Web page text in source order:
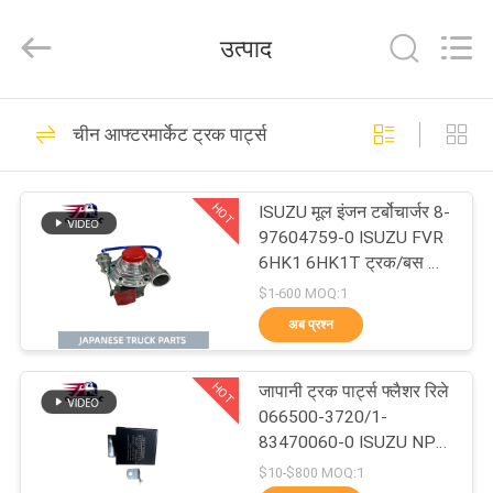
उत्पादों
कारखाना
Reserved.
जापानी ट्रक भागों
190
आफ्टरमार्केट ट्रक पार्ट्स
58
उत्पाद
चीन आफ्टरमार्केट ट्रक पार्ट्स
HOT
ISUZU मूल इंजन टर्बोचार्जर 8-
97604759-0 ISUZU FVR
6HK1 6HK1T ट्रक/बस के
लिए जापानी ट्रक पार्ट्स
$1-600 MOQ:1
अब प्रश्न
HOT
जापानी ट्रक पार्ट्स फ्लैशर रिले
066500-3720/1-
83470060-0 ISUZU NPR
FTR FSR 4HK1 6HK1
$10-$800 MOQ:1